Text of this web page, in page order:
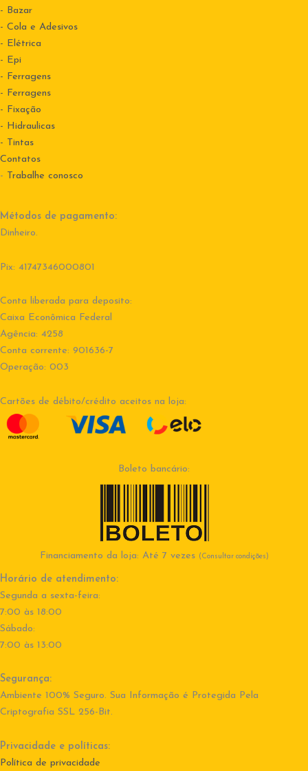
- Bazar
- Cola e Adesivos
- Elétrica
- Epi
- Ferragens
- Ferragens
- Fixação
- Hidraulicas
- Tintas
Contatos
- Trabalhe conosco
Métodos de pagamento:
Dinheiro.
Pix: 41747346000801
Conta liberada para deposito:
Caixa Econômica Federal
Agência: 4258
Conta corrente: 901636-7
Operação: 003
Cartões de débito/crédito aceitos na loja:
Boleto bancário:
Financiamento da loja: Até 7 vezes (Consultar condições)
Horário de atendimento:
Segunda a sexta-feira:
7:00 às 18:00
Sábado:
7:00 às 13:00
Segurança:
Ambiente 100% Seguro. Sua Informação é Protegida Pela
Criptografia SSL 256-Bit.
Privacidade e políticas:
Política de privacidade